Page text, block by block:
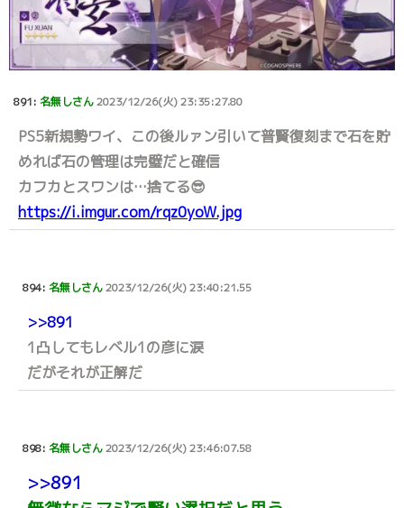
891: 名無しさん2023/12/26(火) 23:35:27.80
PS5新規勢ワイ、この後ルァン引いて普賢復刻まで石を貯
めれば石の管理は完璧だと確信
カフカとスワンは…捨てる😎
https://i.imgur.com/rqz0yoW.jpg
894: 名無しさん2023/12/26(火) 23:40:21.55
>>891
1凸してもレベル1の彦に涙
だがそれが正解だ
898: 名無しさん2023/12/26(火) 23:46:07.58
>>891